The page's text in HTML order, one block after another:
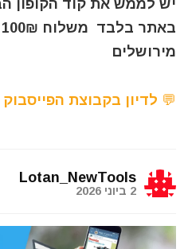
יש לממש את קוד הקופון
מירושלים
💬 לדיון בקבוצת הפייסבוק
Lotan_NewTools
2 ביוני 2026